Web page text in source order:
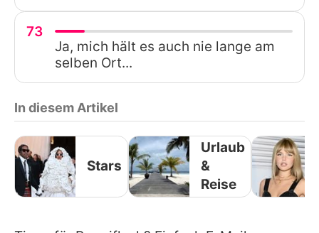
73
Ja, mich hält es auch nie lange am
selben Ort...
In diesem Artikel
Stars
Urlaub
&
Reise